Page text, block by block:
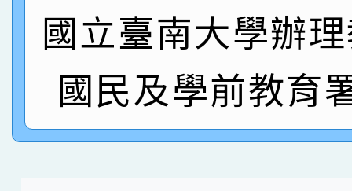
名 指導老師王老師、
園市英語競賽國小朗讀
指導老師林老師
賀！本校參加桃園市中
賽 劉文瑛教師榮獲教
賀！本校參與2026世
國立臺南大學辦
國民及學前教育